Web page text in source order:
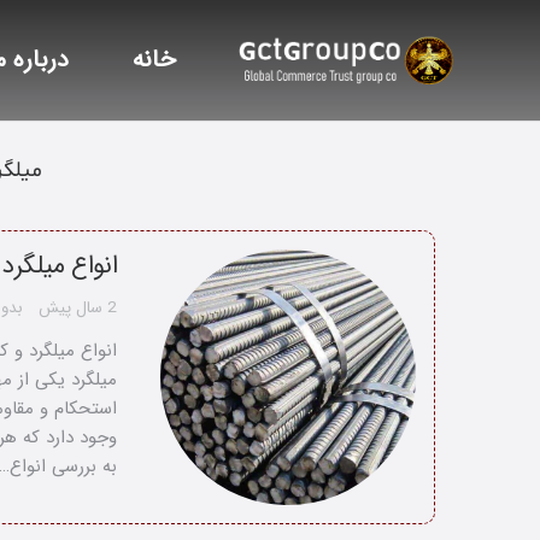
خانه درباره
انواع
2 سال پیش
انواع میلگرد
میلگرد یکی از
استحکام و
وجود دارد که
به بررسی انواع…